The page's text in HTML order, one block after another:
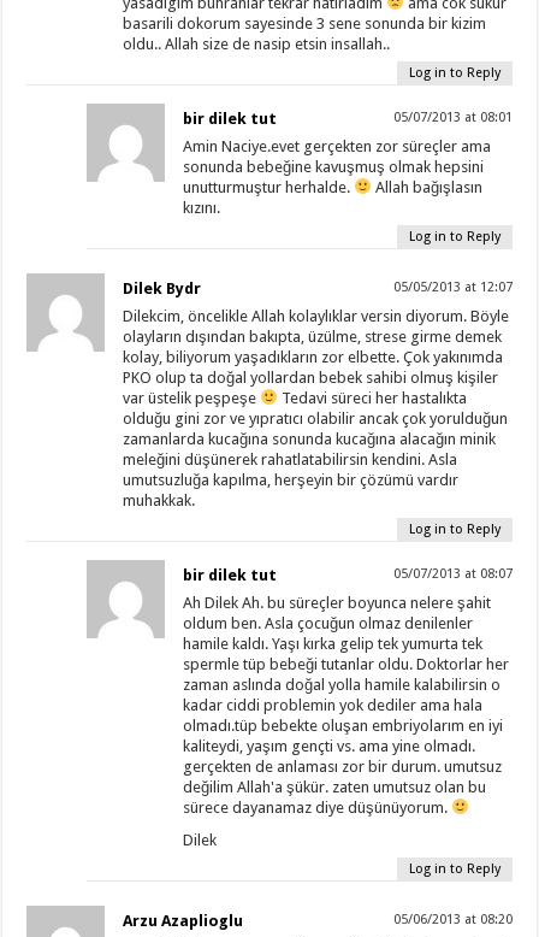
basarili dokorum sayesinde 3 sene sonunda bir kizim
oldu.. Allah size de nasip etsin insallah..
Log in to Reply
bir dilek tut 05/07/2013 at 08:01
Amin Naciye.evet gerçekten zor süreçler ama
sonunda bebeğine kavuşmuş olmak hepsini
unutturmuştur herhalde.
Allah bağışlasın
kızını.
Log in to Reply
Dilek Bydr 05/05/2013 at 12:07
Dilekcim, öncelikle Allah kolaylıklar versin diyorum. Böyle
olayların dışından bakıpta, üzülme, strese girme demek
kolay, biliyorum yaşadıkların zor elbette. Çok yakınımda
PKO olup ta doğal yollardan bebek sahibi olmuş kişiler
var üstelik peşpeşe
Tedavi süreci her hastalıkta
olduğu gini zor ve yıpratıcı olabilir ancak çok yorulduğun
zamanlarda kucağına sonunda kucağına alacağın minik
meleğini düşünerek rahatlatabilirsin kendini. Asla
umutsuzluğa kapılma, herşeyin bir çözümü vardır
muhakkak.
Log in to Reply
bir dilek tut 05/07/2013 at 08:07
Ah Dilek Ah. bu süreçler boyunca nelere şahit
oldum ben. Asla çocuğun olmaz denilenler
hamile kaldı. Yaşı kırka gelip tek yumurta tek
spermle tüp bebeği tutanlar oldu. Doktorlar her
zaman aslında doğal yolla hamile kalabilirsin o
kadar ciddi problemin yok dediler ama hala
olmadı.tüp bebekte oluşan embriyolarım en iyi
kaliteydi, yaşım gençti vs. ama yine olmadı.
gerçekten de anlaması zor bir durum. umutsuz
değilim Allah'a şükür. zaten umutsuz olan bu
sürece dayanamaz diye düşünüyorum.
Dilek
Log in to Reply
Arzu Azaplioglu 05/06/2013 at 08:20